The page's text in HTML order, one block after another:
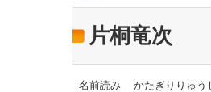
片桐竜次
名前読み かたぎりりゅう